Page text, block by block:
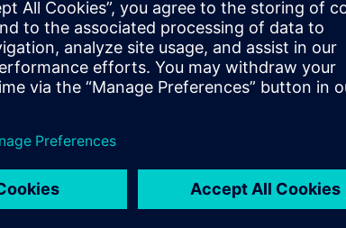
i termičkom
za beskrajan raspon primjena, uključujući
predviđanja svojstava materijala i još mnogo